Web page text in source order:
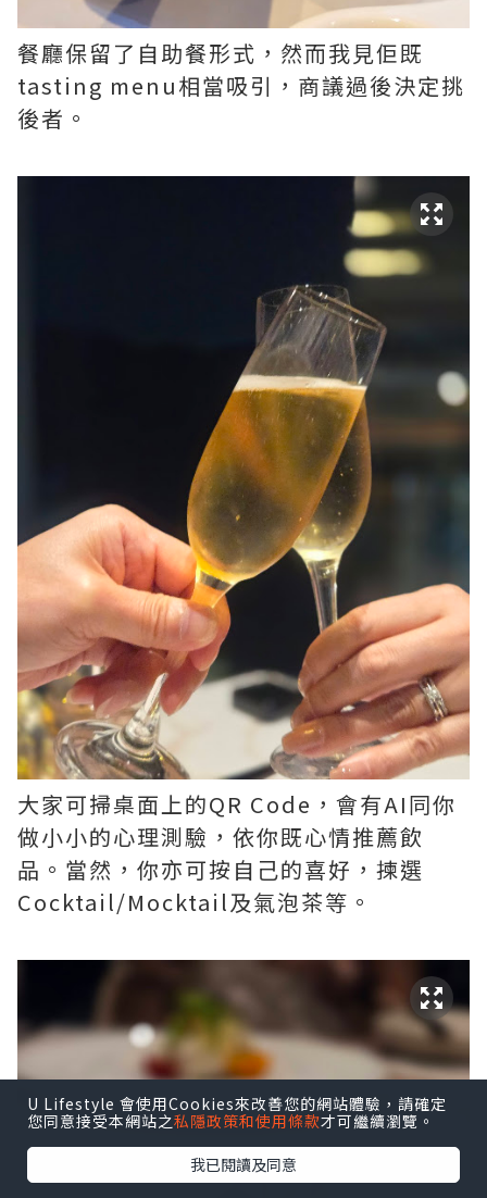
餐廳保留了自助餐形式，然而我見佢既
tasting menu相當吸引，商議過後決定挑
後者。
大家可掃桌面上的QR Code，會有AI同你
做小小的心理測驗，依你既心情推薦飲
品。當然，你亦可按自己的喜好，揀選
Cocktail/Mocktail及氣泡茶等。
U Lifestyle 會使用Cookies來改善您的網站體驗，請確定
您同意接受本網站之私隱政策和使用條款才可繼續瀏覽。
我已閱讀及同意